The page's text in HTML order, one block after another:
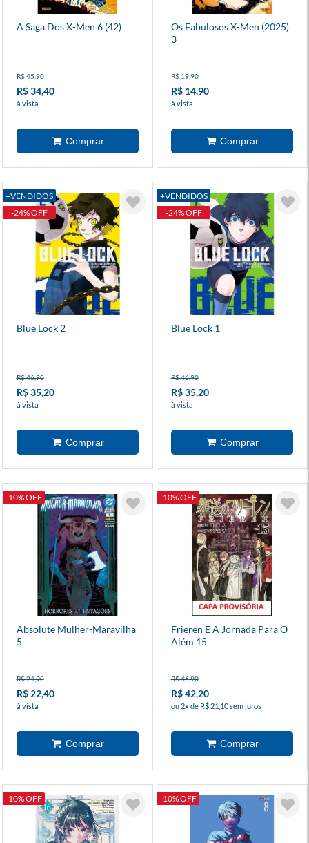
A Saga Dos X-Men 6 (42)
R$ 45,90
R$ 34,40
à vista
Os Fabulosos X-Men (2025)
3
R$ 19,90
R$ 14,90
à vista
+VENDIDOS
-24% OFF
Blue Lock 2
R$ 46,90
R$ 35,20
à vista
+VENDIDOS
-24% OFF
Blue Lock 1
R$ 46,90
R$ 35,20
à vista
-10% OFF
Absolute Mulher-Maravilha
5
R$ 24,90
R$ 22,40
à vista
-10% OFF
Frieren E A Jornada Para O
Além 15
R$ 46,90
R$ 42,20
ou 2x de R$ 21,10 sem juros
-10% OFF -10% OFF